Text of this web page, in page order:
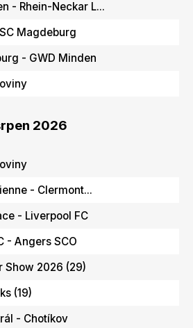
- Rhein-Neckar L...
Magdeburg
- GWD Minden
2026
- Clermont...
- Liverpool FC
- Angers SCO
Show 2026 (29)
(19)
- Chotíkov